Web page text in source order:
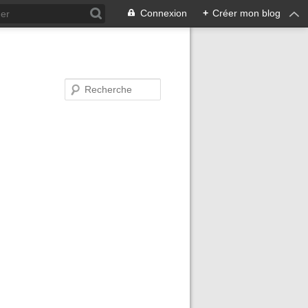
Connexion + Créer mon blog